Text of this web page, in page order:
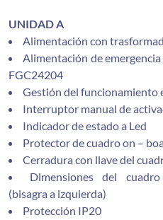
UNIDAD A
Alimentación con
Alimentación de
FGC24204
Gestión del funcionamiento
Interruptor manual de
Indicador de estado a Led
Protector de cuadro on –
Cerradura con llave del
Dimensiones del
(bisagra a izquierda)
Protección IP20